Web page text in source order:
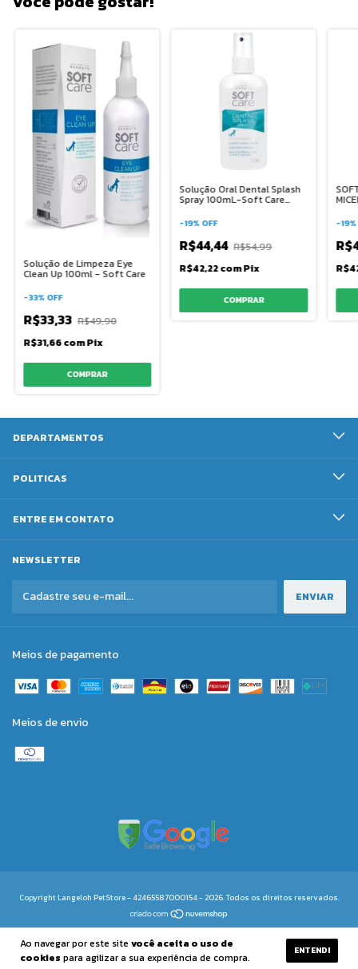
Ao navegar por este site você aceita o uso de
cookies para agilizar a sua experiência de compra.
ENTENDI
Solução de Limpeza Eye
Clean Up 100ml - Soft Care
-33% OFF
R$33,33 R$49,90
R$31,66comPix
Solução Oral Dental Splash
Spray 100mL-Soft Care
-19% OFF
R$44,44 R$54,99
R$42,22comPix
-19%
DEPARTAMENTOS
POLITICAS
ENTRE EM CONTATO
NEWSLETTER
Meios de pagamento
Meios de envio
Copyright Langeloh PetStore - 42465587000154 - 2026. Todos os direitos reservados.